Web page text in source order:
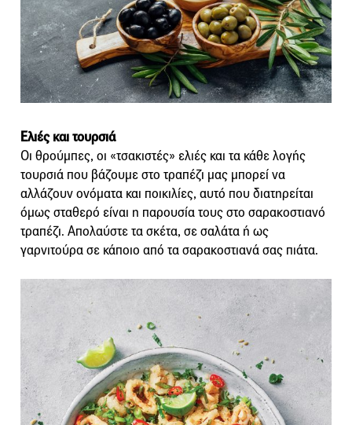
Ελιές και τουρσιά
Οι θρούμπες, οι «τσακιστές» ελιές και τα κάθε λογής
τουρσιά που βάζουμε στο τραπέζι μας μπορεί να
αλλάζουν ονόματα και ποικιλίες, αυτό που διατηρείται
όμως σταθερό είναι η παρουσία τους στο σαρακοστιανό
τραπέζι. Απολαύστε τα σκέτα, σε σαλάτα ή ως
γαρνιτούρα σε κάποιο από τα σαρακοστιανά σας πιάτα.